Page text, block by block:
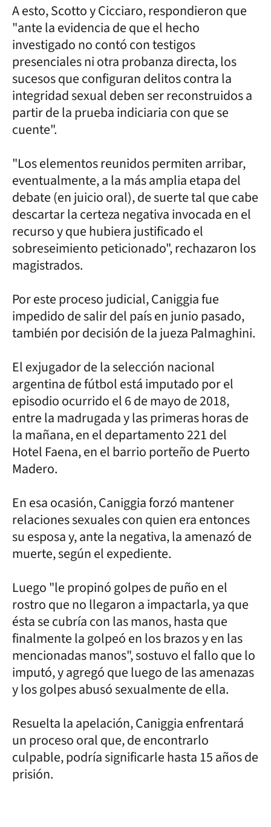
A esto, Scotto y Cicciaro, respondieron que
"ante la evidencia de que el hecho
investigado no contó con testigos
presenciales ni otra probanza directa, los
sucesos que configuran delitos contra la
integridad sexual deben ser reconstruidos a
partir de la prueba indiciaria con que se
cuente".
"Los elementos reunidos permiten arribar,
eventualmente, a la más amplia etapa del
debate (en juicio oral), de suerte tal que cabe
descartar la certeza negativa invocada en el
recurso y que hubiera justificado el
sobreseimiento peticionado", rechazaron los
magistrados.
Por este proceso judicial, Caniggia fue
impedido de salir del país en junio pasado,
también por decisión de la jueza Palmaghini.
El exjugador de la selección nacional
argentina de fútbol está imputado por el
episodio ocurrido el 6 de mayo de 2018,
entre la madrugada y las primeras horas de
la mañana, en el departamento 221 del
Hotel Faena, en el barrio porteño de Puerto
Madero.
En esa ocasión, Caniggia forzó mantener
relaciones sexuales con quien era entonces
su esposa y, ante la negativa, la amenazó de
muerte, según el expediente.
Luego "le propinó golpes de puño en el
rostro que no llegaron a impactarla, ya que
ésta se cubría con las manos, hasta que
finalmente la golpeó en los brazos y en las
mencionadas manos", sostuvo el fallo que lo
imputó, y agregó que luego de las amenazas
y los golpes abusó sexualmente de ella.
Resuelta la apelación, Caniggia enfrentará
un proceso oral que, de encontrarlo
culpable, podría significarle hasta 15 años de
prisión.